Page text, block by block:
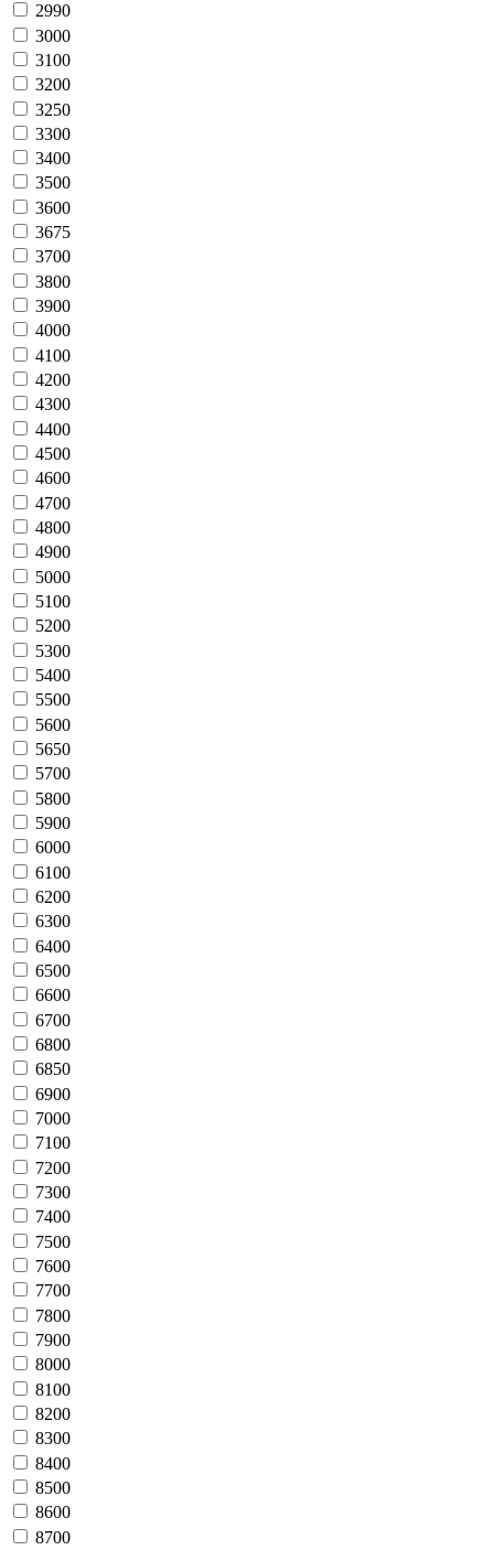
2990
3000
3100
3200
3250
3300
3400
3500
3600
3675
3700
3800
3900
4000
4100
4200
4300
4400
4500
4600
4700
4800
4900
5000
5100
5200
5300
5400
5500
5600
5650
5700
5800
5900
6000
6100
6200
6300
6400
6500
6600
6700
6800
6850
6900
7000
7100
7200
7300
7400
7500
7600
7700
7800
7900
8000
8100
8200
8300
8400
8500
8600
8700